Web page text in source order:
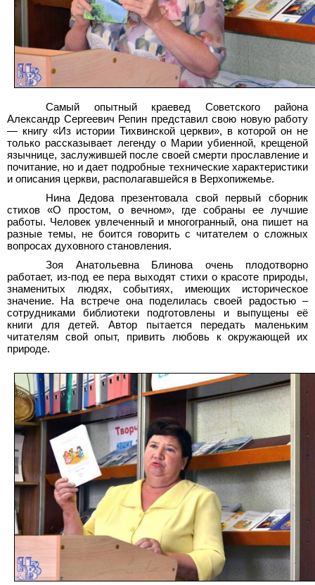
Самый опытный краевед Советского района
Александр Сергеевич Репин представил свою новую работу
— книгу «Из истории Тихвинской церкви», в которой он не
только рассказывает легенду о Марии убиенной, крещеной
язычнице, заслужившей после своей смерти прославление и
почитание, но и дает подробные технические характеристики
и описания церкви, располагавшейся в Верхопижемье.
Нина Дедова презентовала свой первый сборник
стихов «О простом, о вечном», где собраны ее лучшие
работы. Человек увлеченный и многогранный, она пишет на
разные темы, не боится говорить с читателем о сложных
вопросах духовного становления.
Зоя Анатольевна Блинова очень плодотворно
работает, из-под ее пера выходят стихи о красоте природы,
знаменитых людях, событиях, имеющих историческое
значение. На встрече она поделилась своей радостью –
сотрудниками библиотеки подготовлены и выпущены её
книги для детей. Автор пытается передать маленьким
читателям свой опыт, привить любовь к окружающей их
природе.